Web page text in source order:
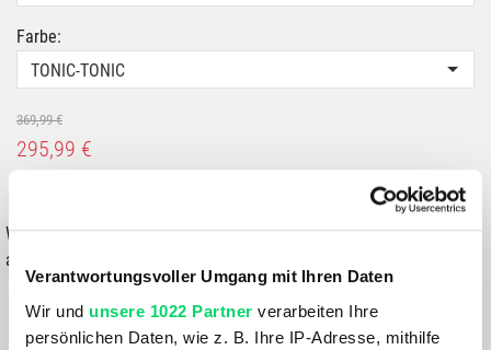
Verantwortungsvoller Umgang mit Ihren Daten
Wir und unsere 1022 Partner verarbeiten Ihre
persönlichen Daten, wie z. B. Ihre IP-Adresse, mithilfe
Farbe:
TONIC-TONIC
369,99 €
295,99 €
IN DEN WARENKORB
Wähle eine Variante aus, um die Verfügbarkeit in unseren Filialen
anzuzeigen
Du hast eine Frage?
Wir rufen dich an und beraten dich gerne.